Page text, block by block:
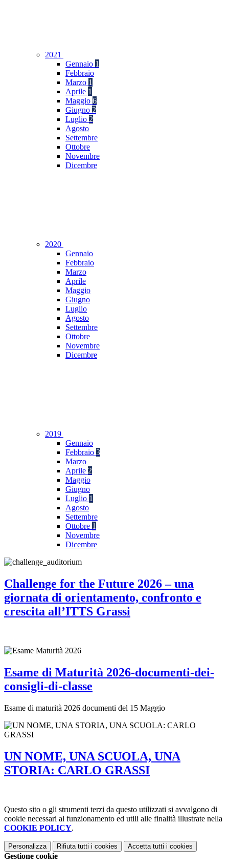
2021
Gennaio 1
Febbraio
Marzo 1
Aprile 1
Maggio 6
Giugno 2
Luglio 2
Agosto
Settembre
Ottobre
Novembre
Dicembre
2020
Gennaio
Febbraio
Marzo
Aprile
Maggio
Giugno
Luglio
Agosto
Settembre
Ottobre
Novembre
Dicembre
2019
Gennaio
Febbraio 3
Marzo
Aprile 2
Maggio
Giugno
Luglio 1
Agosto
Settembre
Ottobre 1
Novembre
Dicembre
Challenge for the Future 2026 – una
giornata di orientamento, confronto e
crescita all’ITTS Grassi
Esame di Maturità 2026-documenti-dei-
consigli-di-classe
Esame di maturità 2026 documenti del 15 Maggio
UN NOME, UNA SCUOLA, UNA
STORIA: CARLO GRASSI
Questo sito o gli strumenti terzi da questo utilizzati si avvalgono di
cookie necessari al funzionamento ed utili alle finalità illustrate nella
COOKIE POLICY.
Personalizza Rifiuta tutti i cookies Accetta tutti i cookies
Gestione cookie